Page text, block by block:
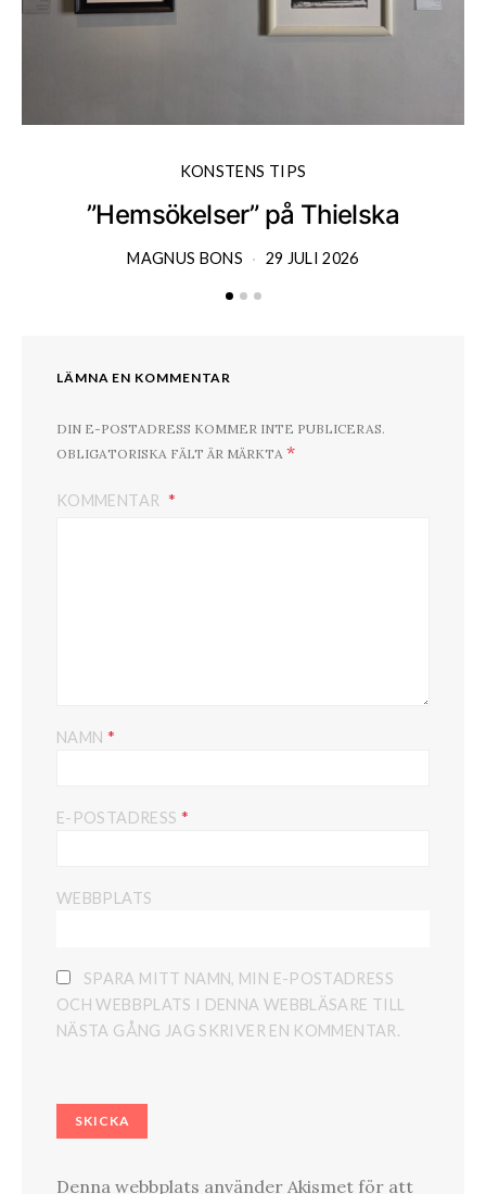
KONSTENS TIPS
”Hemsökelser” på Thielska
MAGNUS BONS 29 JULI 2026
LÄMNA EN KOMMENTAR
DIN E-POSTADRESS KOMMER INTE PUBLICERAS.
OBLIGATORISKA FÄLT ÄR MÄRKTA *
KOMMENTAR
NAMN *
E-POSTADRESS *
WEBBPLATS
SPARA MITT NAMN, MIN E-POSTADRESS
OCH WEBBPLATS I DENNA WEBBLÄSARE TILL
NÄSTA GÅNG JAG SKRIVER EN KOMMENTAR.
Denna webbplats använder Akismet för att